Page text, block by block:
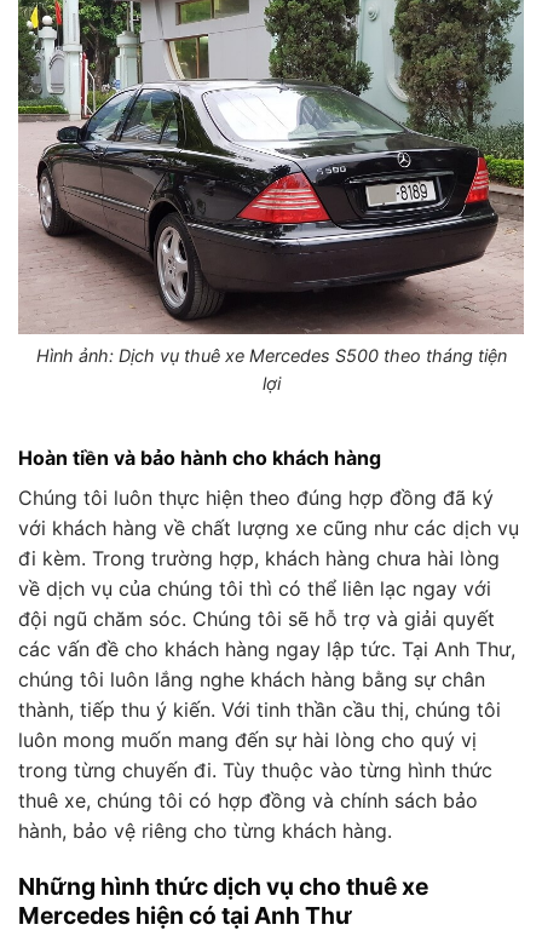
Hình ảnh: Dịch vụ thuê xe Mercedes S500 theo tháng tiện
lợi
Hoàn tiền và bảo hành cho khách hàng
Chúng tôi luôn thực hiện theo đúng hợp đồng đã ký
với khách hàng về chất lượng xe cũng như các dịch vụ
đi kèm. Trong trường hợp, khách hàng chưa hài lòng
về dịch vụ của chúng tôi thì có thể liên lạc ngay với
đội ngũ chăm sóc. Chúng tôi sẽ hỗ trợ và giải quyết
các vấn đề cho khách hàng ngay lập tức. Tại Anh Thư,
chúng tôi luôn lắng nghe khách hàng bằng sự chân
thành, tiếp thu ý kiến. Với tinh thần cầu thị, chúng tôi
luôn mong muốn mang đến sự hài lòng cho quý vị
trong từng chuyến đi. Tùy thuộc vào từng hình thức
thuê xe, chúng tôi có hợp đồng và chính sách bảo
hành, bảo vệ riêng cho từng khách hàng.
Những hình thức dịch vụ cho thuê xe
Mercedes hiện có tại Anh Thư